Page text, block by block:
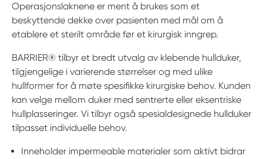
Operasjonslaknene er ment å brukes som et
beskyttende dekke over pasienten med mål om å
etablere et sterilt område før et kirurgisk inngrep.
BARRIER® tilbyr et bredt utvalg av klebende hullduker,
tilgjengelige i varierende størrelser og med ulike
hullformer for å møte spesifikke kirurgiske behov. Kunden
kan velge mellom duker med sentrerte eller eksentriske
hullplasseringer. Vi tilbyr også spesialdesignede hullduker
tilpasset individuelle behov.
Inneholder impermeable materialer som aktivt bidrar